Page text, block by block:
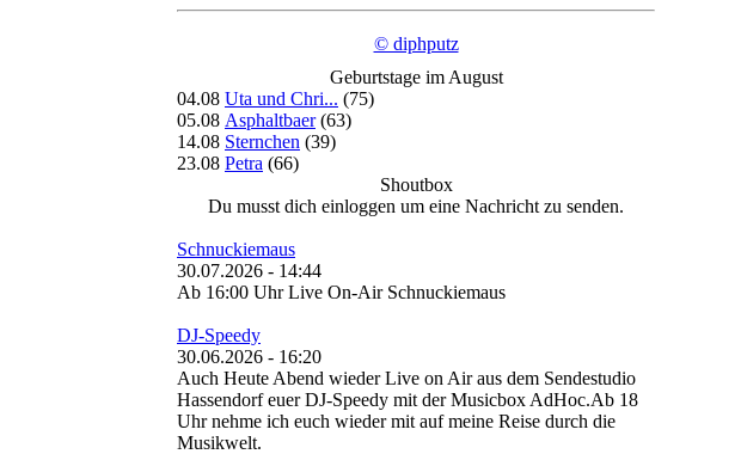
© diphputz
Geburtstage im August
04.08 Uta und Chri... (75)
05.08 Asphaltbaer(63)
14.08 Sternchen (39)
23.08 Petra (66)
Shoutbox
Du musst dich einloggen um eine Nachricht zu senden.
Schnuckiemaus
30.07.2026 - 14:44
Ab 16:00 Uhr Live On-Air Schnuckiemaus
DJ-Speedy
30.06.2026 - 16:20
Auch Heute Abend wieder Live on Air aus dem Sendestudio
Hassendorf euer DJ-Speedy mit der Musicbox AdHoc.Ab 18
Uhr nehme ich euch wieder mit auf meine Reise durch die
Musikwelt.